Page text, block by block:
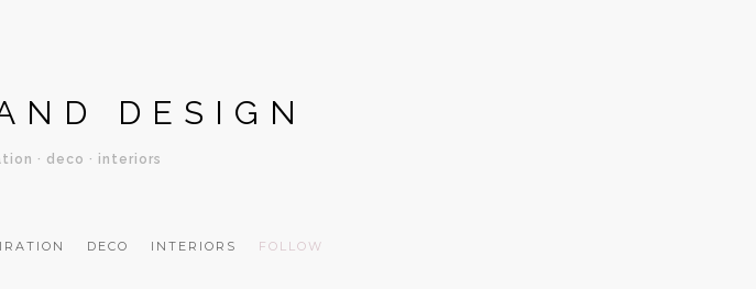
DESIGN
· deco · interiors
DECO INTERIORS FOLLOW